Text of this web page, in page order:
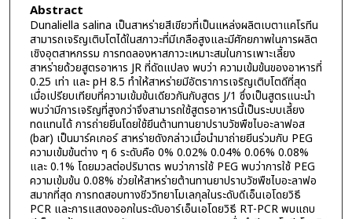
Abstract
Dunaliella salina เป็นสาหร่ายสีเขียวที่เป็นแหล่งผลิตเบตาแคโรทีน
สามารถเจริญเติบโตได้ในสภาวะที่มีเกลือสูงและมีศักยภาพในการผลิต
เชิงอุตสาหกรรม การทดลองหาสภาวะเหมาะสมในการเพาะเลี้ยง
สาหร่ายด้วยสูตรอาหาร JR ที่ดัดแปลง พบว่า ความเข้มข้นของอาหารที่
0.25 เท่า และ pH 8.5 ทำให้สาหร่ายมีอัตราการเจริญเติบโตดีที่สุด
เมื่อเปรียบเทียบที่ความเข้มข้นเดียวกันกับสูตร J/1 ซึ่งเป็นสูตรแนะนำ
พบว่ามีการเจริญที่สูงกว่าจึงสามารถใช้สูตรอาหารนี้เป็นระบบเลี้ยง
ทดแทนได้ การถ่ายยีนโดยใช้ยีนต้านทานยาปราบวัชพืชไบอะลาฟอส
(bar) เป็นมาร์คเกอร์ สาหร่ายดังกล่าวเมื่อนำมาถ่ายยีนร่วมกับ PEG
ความเข้มข้นต่าง ๆ 6 ระดับคือ 0% 0.02% 0.04% 0.06% 0.08%
และ 0.1% โดยมวลต่อปริมาตร พบว่าการใช้ PEG พบว่าการใช้ PEG
ความเข้มข้น 0.08% ช่วยให้สาหร่ายต้านทานยาปราบวัชพืชไบอะลาฟอ
สมากที่สุด การทดสอบทางชีววิทยาโมเลกุลในระดับดีเอ็นเอโดยวิธี
PCR และการแสดงออกในระดับอาร์เอ็นเอโดยวิธี RT-PCR พบแถบ